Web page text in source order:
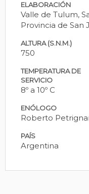
ELABORACIÓN
Valle de Tulum,
Provincia de San
ALTURA (S.N.M.)
750
TEMPERATURA DE
SERVICIO
8º a 10º C
ENÓLOGO
Roberto
PAÍS
Argentina